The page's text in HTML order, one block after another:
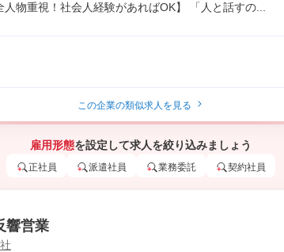
物重視！社会人経験があればOK】 「人と話すの...
この企業の類似求人を見る
雇用形態を設定して求人を絞り込みましょう
正社員 派遣社員 業務委託 契約社員
響営業